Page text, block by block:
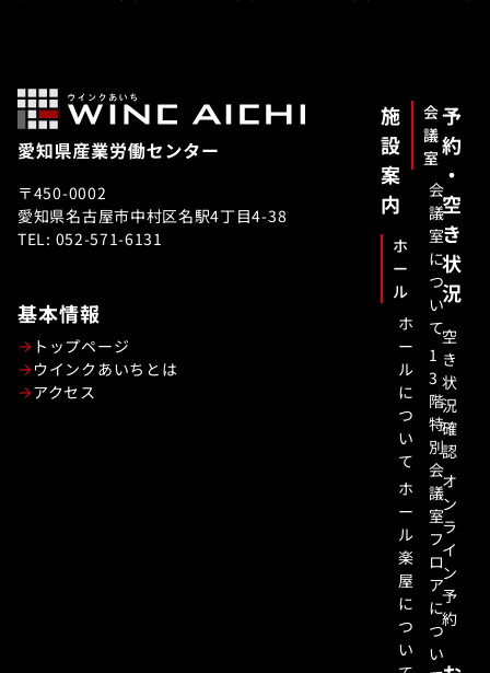
〒450-0002
愛知県名古屋市中村区名駅4丁目4-38
TEL: 052-571-6131
基本情報
トップページ
ウインクあいちとは
アクセス
施
設
案
内
ホ
ー
ル
ホ
ー
ル
に
つ
い
て
ホ
ー
ル
楽
屋
に
つ
い
会
議
室
会
議
室
に
つ
い
て
1
3
階
特
別
会
議
室
フ
ロ
ア
に
つ
い
予
約
・
空
き
状
況
空
き
状
況
確
認
オ
ン
ラ
イ
ン
予
約